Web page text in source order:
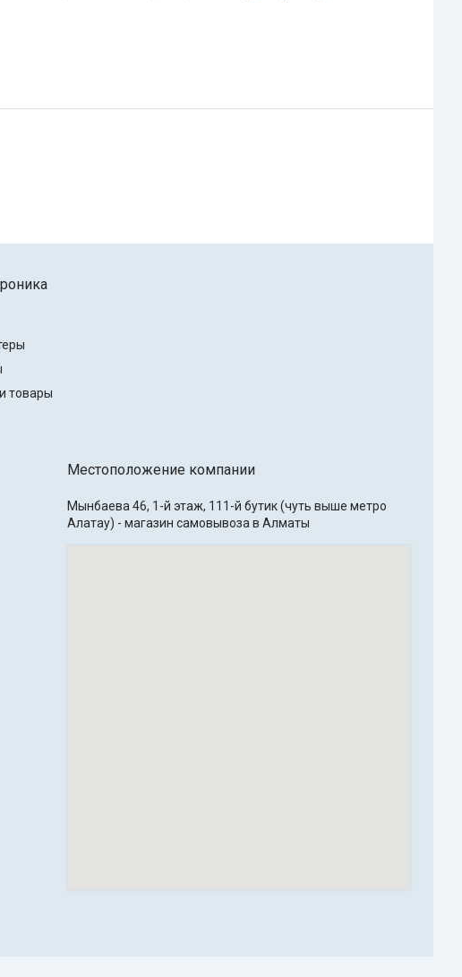
товары
Местоположение компании
Мынбаева 46, 1-й этаж, 111-й бутик (чуть выше метро
Алатау) - магазин самовывоза в Алматы